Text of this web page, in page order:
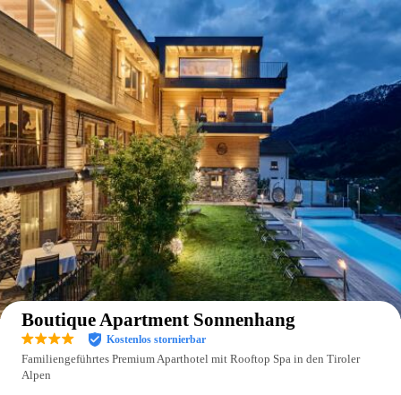
Auf der Karte anzeigen
Boutique Apartment Sonnenhang
Kostenlos stornierbar
Familiengeführtes Premium Aparthotel mit Rooftop Spa in den Tiroler
Alpen